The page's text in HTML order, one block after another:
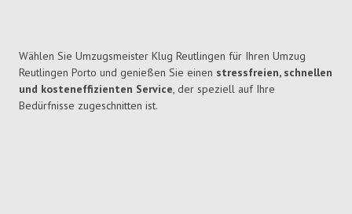
Wählen Sie Umzugsmeister Klug Reutlingen für Ihren Umzug
Reutlingen Porto und genießen Sie einen stressfreien, schnellen
und kosteneffizienten Service, der speziell auf Ihre
Bedürfnisse zugeschnitten ist.